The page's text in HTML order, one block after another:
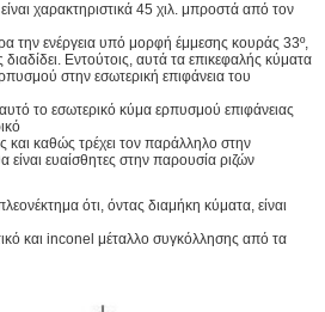
χαρακτηριστικά 45 χιλ. μπροστά από τον
την ενέργεια υπό μορφή έμμεσης κουράς 33º,
Εντούτοις, αυτά τα επικεφαλής κύματα
στην εσωτερική επιφάνεια του
το εσωτερικό κύμα ερπυσμού επιφάνειας
και καθώς τρέχει τον παράλληλο στην
είναι ευαίσθητες στην παρουσία ριζών
ότι, όντας διαμήκη κύματα, είναι
και inconel μέταλλο συγκόλλησης από τα